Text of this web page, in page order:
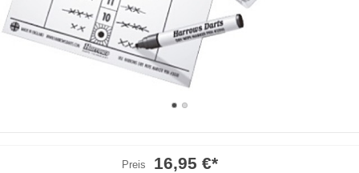
Preis 16,95 €*